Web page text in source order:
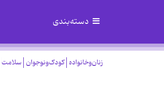
دسته‌بندی
زنان‌وخانواده کودک‌ونوجوان سلامت